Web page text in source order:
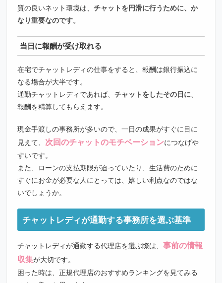
質の良いネット環境は、チャットを円滑に行うために、か
なり重要なのです。
当日に報酬が受け取れる
在宅でチャットレディの仕事をすると、報酬は銀行振込に
なる場合が大半です。
通勤チャットレディであれば、チャットをしたその日に、
報酬を精算してもらえます。
現金手渡しの事務所が多いので、一日の成果がすぐに目に
見えて、 次回のチャットのモチベーションにつなげや
すいです。
また、ローンの支払期限が迫っていたり、生活費のために
すぐにお金が必要な人にとっては、嬉しい利点なのではな
いでしょうか。
チャットレディが通勤する事務所を選ぶ基準
チャットレディが通勤する代理店を選ぶ際は、事前の情報
収集が大切です。
困った時は、正規代理店のおすすめランキングを見てみる